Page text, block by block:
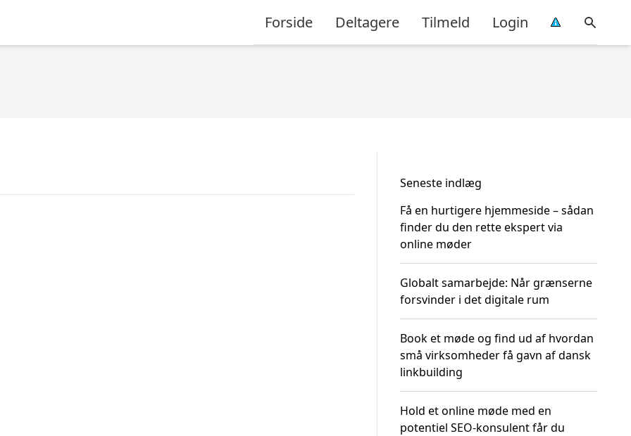
Forside Deltagere Tilmeld Login
Seneste indlæg
Få en hurtigere hjemmeside – sådan
finder du den rette ekspert via
online møder
Globalt samarbejde: Når grænserne
forsvinder i det digitale rum
Book et møde og find ud af hvordan
små virksomheder få gavn af dansk
linkbuilding
Hold et online møde med en
potentiel SEO-konsulent får du